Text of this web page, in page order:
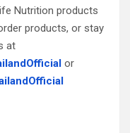
Nutrition products
products, or stay
at
or